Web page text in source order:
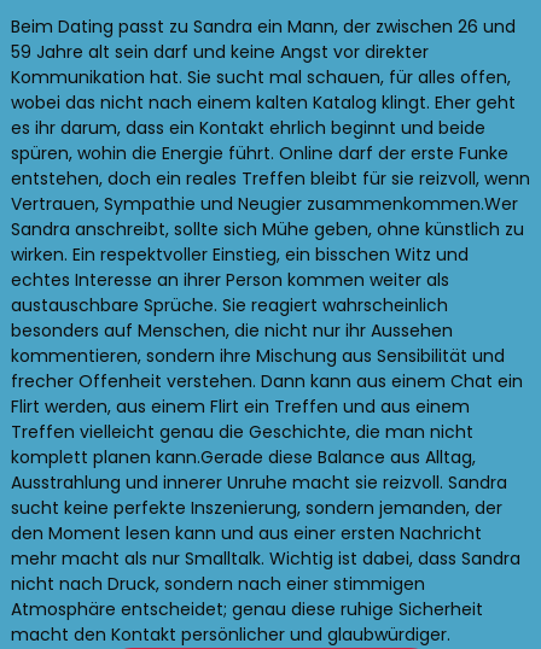
Beim Dating passt zu Sandra ein Mann, der zwischen 26 und
59 Jahre alt sein darf und keine Angst vor direkter
Kommunikation hat. Sie sucht mal schauen, für alles offen,
wobei das nicht nach einem kalten Katalog klingt. Eher geht
es ihr darum, dass ein Kontakt ehrlich beginnt und beide
spüren, wohin die Energie führt. Online darf der erste Funke
entstehen, doch ein reales Treffen bleibt für sie reizvoll, wenn
Vertrauen, Sympathie und Neugier zusammenkommen.Wer
Sandra anschreibt, sollte sich Mühe geben, ohne künstlich zu
wirken. Ein respektvoller Einstieg, ein bisschen Witz und
echtes Interesse an ihrer Person kommen weiter als
austauschbare Sprüche. Sie reagiert wahrscheinlich
besonders auf Menschen, die nicht nur ihr Aussehen
kommentieren, sondern ihre Mischung aus Sensibilität und
frecher Offenheit verstehen. Dann kann aus einem Chat ein
Flirt werden, aus einem Flirt ein Treffen und aus einem
Treffen vielleicht genau die Geschichte, die man nicht
komplett planen kann.Gerade diese Balance aus Alltag,
Ausstrahlung und innerer Unruhe macht sie reizvoll. Sandra
sucht keine perfekte Inszenierung, sondern jemanden, der
den Moment lesen kann und aus einer ersten Nachricht
mehr macht als nur Smalltalk. Wichtig ist dabei, dass Sandra
nicht nach Druck, sondern nach einer stimmigen
Atmosphäre entscheidet; genau diese ruhige Sicherheit
macht den Kontakt persönlicher und glaubwürdiger.